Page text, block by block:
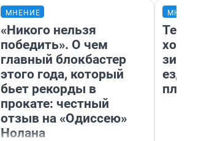
МНЕНИЕ
«Никого нельзя
победить». О чем
главный блокбастер
этого года, который
бьет рекорды в
прокате: честный
отзыв на «Одиссею»
Нолана
ездит